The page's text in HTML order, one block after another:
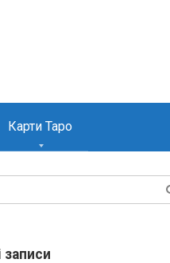
Карти Таро
записи